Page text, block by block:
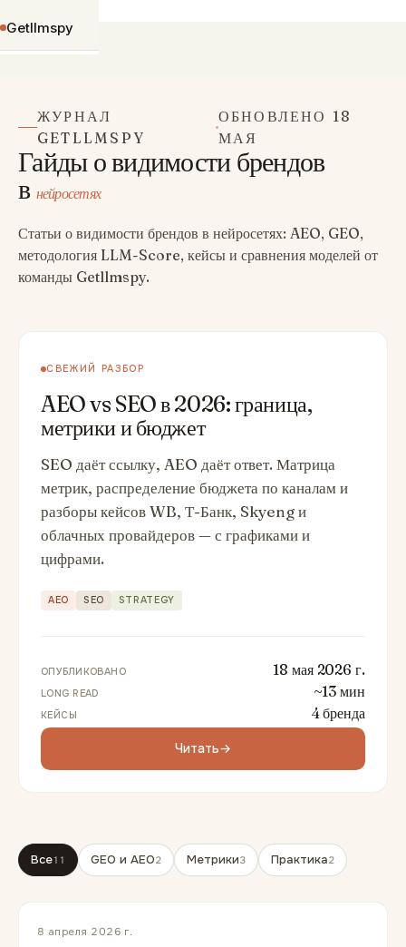
Getllmspy
К содержимому
ЖУРНАЛ
GETLLMSPY
ОБНОВЛЕНО 18
МАЯ
Гайды о видимости брендов
в нейросетях
Статьи о видимости брендов в нейросетях: AEO, GEO,
методология LLM-Score, кейсы и сравнения моделей от
команды Getllmspy.
СВЕЖИЙ РАЗБОР
AEO vs SEO в 2026: граница,
метрики и бюджет
SEO даёт ссылку, AEO даёт ответ. Матрица
метрик, распределение бюджета по каналам и
разборы кейсов WB, Т-Банк, Skyeng и
облачных провайдеров — с графиками и
цифрами.
AEO SEO STRATEGY
ОПУБЛИКОВАНО 18 мая 2026 г.
LONG READ ~13 мин
КЕЙСЫ 4 бренда
Читать→
Все11 GEO и AEO2 Метрики3 Практика2
8 апреля 2026 г.